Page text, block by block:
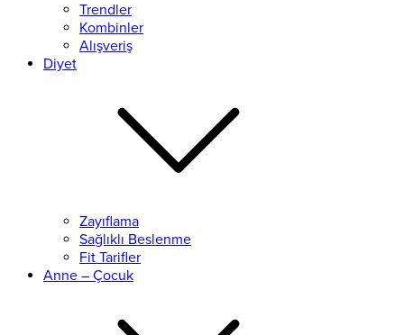
Trendler
Kombinler
Alışveriş
Diyet
Zayıflama
Sağlıklı Beslenme
Fit Tarifler
Anne – Çocuk